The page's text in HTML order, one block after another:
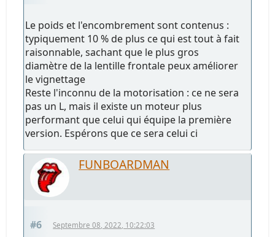
Le poids et l'encombrement sont contenus :
typiquement 10 % de plus ce qui est tout à fait
raisonnable, sachant que le plus gros
diamètre de la lentille frontale peux améliorer
le vignettage
Reste l'inconnu de la motorisation : ce ne sera
pas un L, mais il existe un moteur plus
performant que celui qui équipe la première
version. Espérons que ce sera celui ci
FUNBOARDMAN
#6 Septembre 08, 2022, 10:22:03